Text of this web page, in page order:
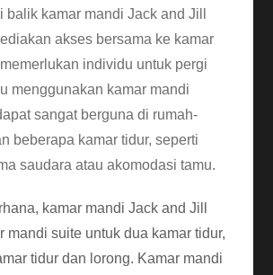
balik kamar mandi Jack and Jill
akses bersama ke kamar
individu untuk pergi
menggunakan kamar mandi
sangat berguna di rumah-
beberapa kamar tidur, seperti
saudara atau akomodasi tamu.
kamar mandi Jack and Jill
mandi suite untuk dua kamar tidur,
tidur dan lorong. Kamar mandi